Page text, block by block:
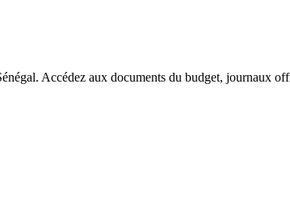
Accédez aux documents du budget, journaux